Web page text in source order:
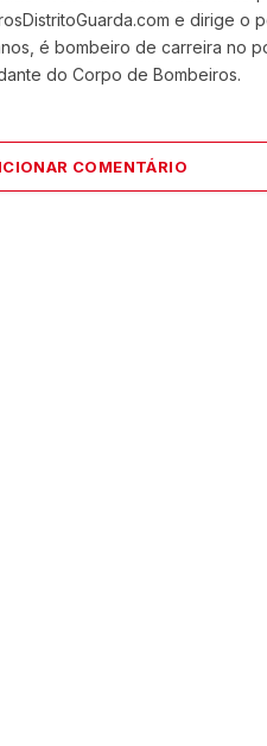
e dirige o
é bombeiro de carreira no
do Corpo de Bombeiros.
COMENTÁRIO